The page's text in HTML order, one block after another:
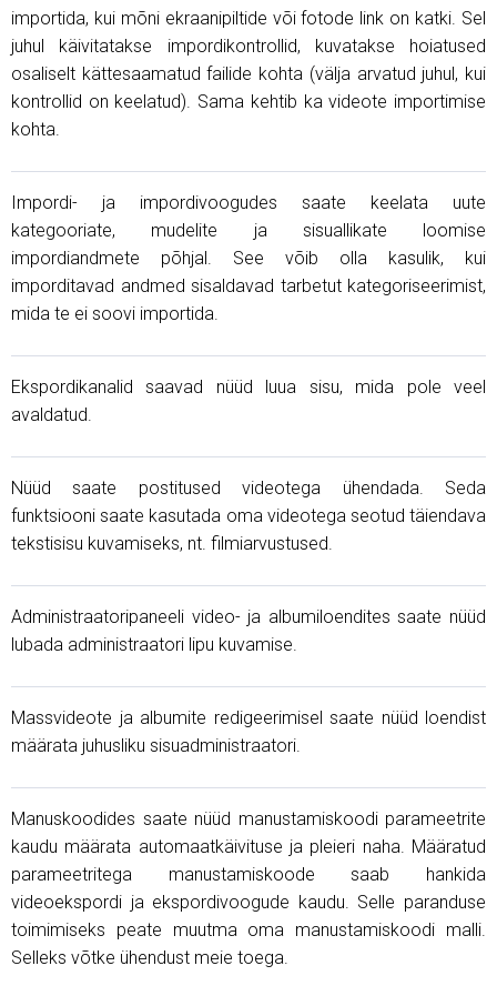
importida, kui mõni ekraanipiltide või fotode link on katki. Sel
juhul käivitatakse impordikontrollid, kuvatakse hoiatused
osaliselt kättesaamatud failide kohta (välja arvatud juhul, kui
kontrollid on keelatud). Sama kehtib ka videote importimise
kohta.
Impordi- ja impordivoogudes saate keelata uute
kategooriate, mudelite ja sisuallikate loomise
impordiandmete põhjal. See võib olla kasulik, kui
imporditavad andmed sisaldavad tarbetut kategoriseerimist,
mida te ei soovi importida.
Ekspordikanalid saavad nüüd luua sisu, mida pole veel
avaldatud.
Nüüd saate postitused videotega ühendada. Seda
funktsiooni saate kasutada oma videotega seotud täiendava
tekstisisu kuvamiseks, nt. filmiarvustused.
Administraatoripaneeli video- ja albumiloendites saate nüüd
lubada administraatori lipu kuvamise.
Massvideote ja albumite redigeerimisel saate nüüd loendist
määrata juhusliku sisuadministraatori.
Manuskoodides saate nüüd manustamiskoodi parameetrite
kaudu määrata automaatkäivituse ja pleieri naha. Määratud
parameetritega manustamiskoode saab hankida
videoekspordi ja ekspordivoogude kaudu. Selle paranduse
toimimiseks peate muutma oma manustamiskoodi malli.
Selleks võtke ühendust meie toega.